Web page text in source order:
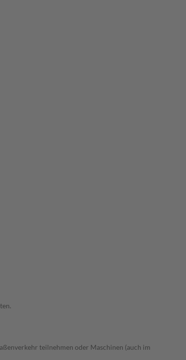
teilnehmen oder Maschinen (auch im